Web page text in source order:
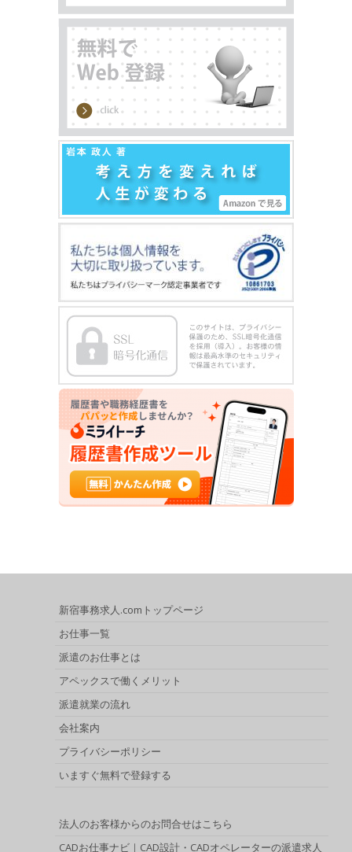
新宿事務求人.comトップページ
お仕事一覧
派遣のお仕事とは
アペックスで働くメリット
派遣就業の流れ
会社案内
プライバシーポリシー
いますぐ無料で登録する
法人のお客様からのお問合せはこちら
CADお仕事ナビ｜CAD設計・CADオペレーターの派遣求人